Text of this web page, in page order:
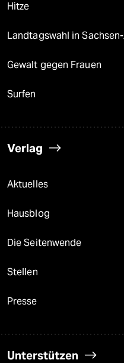
Hitze
Landtagswahl in
Gewalt gegen Frauen
Surfen
Verlag
Aktuelles
Hausblog
Die Seitenwende
Stellen
Presse
Unterstützen